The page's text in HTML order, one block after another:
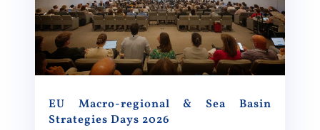
EU Macro-regional & Sea Basin
Strategies Days 2026